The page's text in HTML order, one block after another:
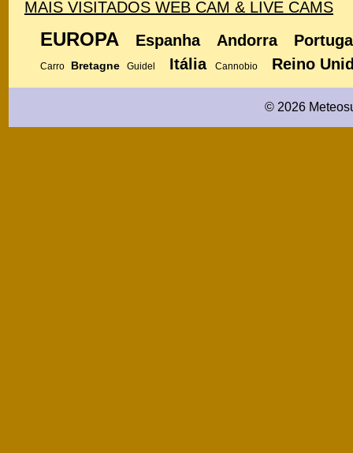
MAIS VISITADOS WEB CAM & LIVE CAMS
EUROPA Espanha Andorra
Carro Bretagne Guidel Itália Cannobio Reino
© 2026